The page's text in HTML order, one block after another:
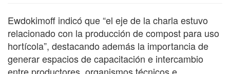
Ewdokimoff indicó que “el eje de la charla estuvo
relacionado con la producción de compost para uso
hortícola”, destacando además la importancia de
generar espacios de capacitación e intercambio